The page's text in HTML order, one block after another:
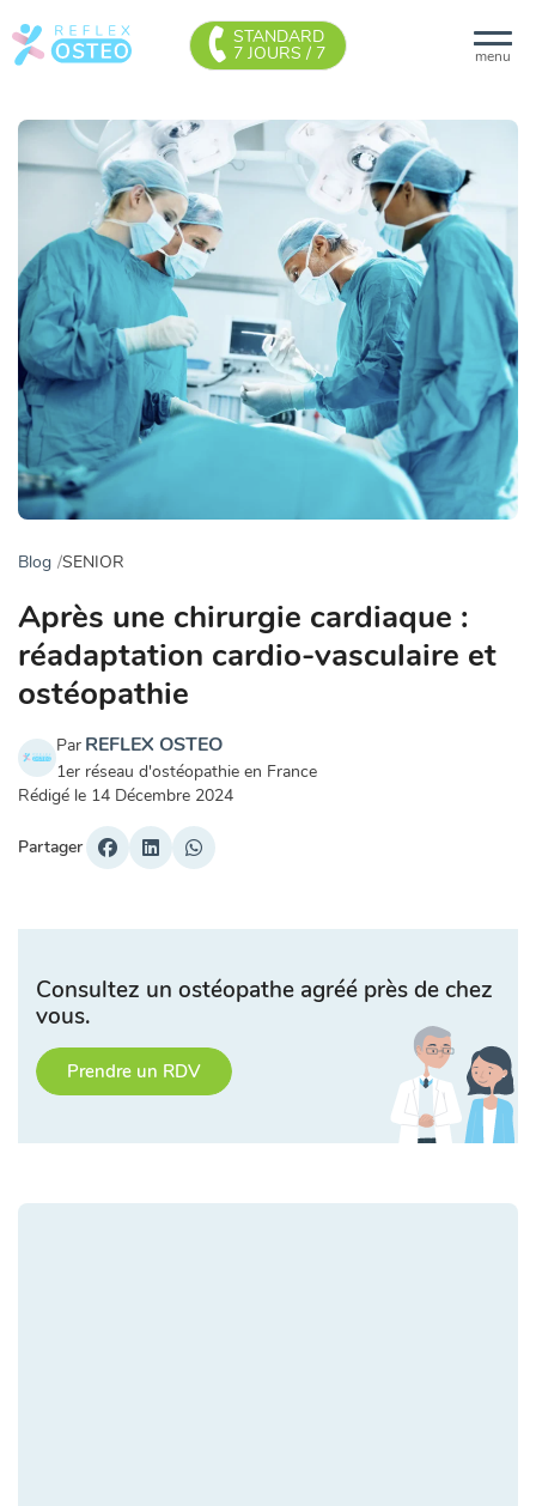
menu
STANDARD
7 JOURS / 7
Blog SENIOR
Après une chirurgie cardiaque :
réadaptation cardio-vasculaire et
ostéopathie
Par REFLEX OSTEO
1er réseau d'ostéopathie en France
Rédigé le 14 Décembre 2024
Partager
Consultez un ostéopathe agréé près de chez
vous.
Prendre un RDV